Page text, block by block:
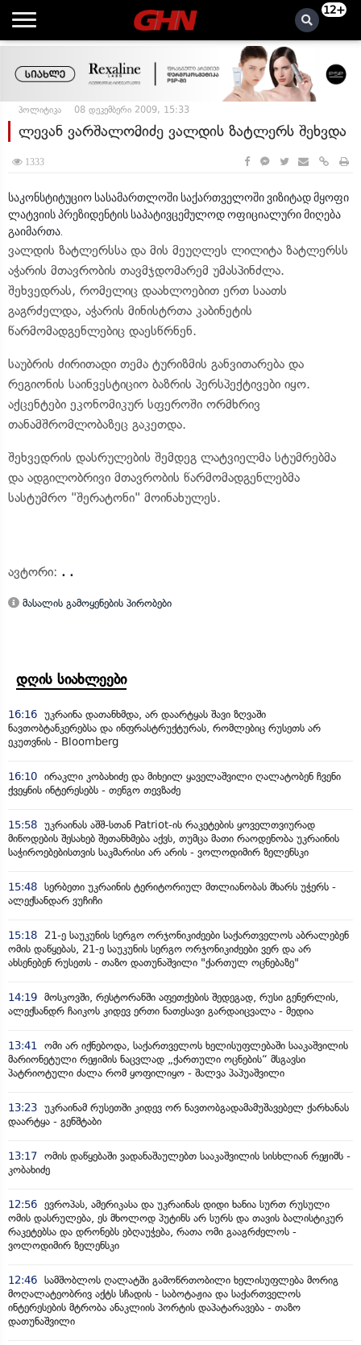
12+
პოლიტიკა 08 დეკემბერი 2009, 15:33
ლევან ვარშალომიძე ვალდის ზატლერს შეხვდა
1333
საკონსტიტუციო სასამართლოში საქართველოში ვიზიტად მყოფი
ლატვიის პრეზიდენტის საპატივცემულოდ ოფიციალური მიღება
გაიმართა.
ვალდის ზატლერსსა და მის მეუღლეს ლილიტა ზატლერსს
აჭარის მთავრობის თავმჯდომარემ უმასპინძლა.
შეხვედრას, რომელიც დაახლოებით ერთ საათს
გაგრძელდა, აჭარის მინისტრთა კაბინეტის
წარმომადგენლებიც დაესწრნენ.
საუბრის ძირითადი თემა ტურიზმის განვითარება და
რეგიონის საინვესტიციო ბაზრის პერსპექტივები იყო.
აქცენტები ეკონომიკურ სფეროში ორმხრივ
თანამშრომლობაზეც გაკეთდა.
შეხვედრის დასრულების შემდეგ ლატვიელმა სტუმრებმა
და ადგილობრივი მთავრობის წარმომადგენლებმა
სასტუმრო "შერატონი" მოინახულეს.
ავტორი: . .
მასალის გამოყენების პირობები
დღის სიახლეები
16:16 უკრაინა დათანხმდა, არ დაარტყას შავი ზღვაში
ნავთობტანკერებსა და ინფრასტრუქტურას, რომლებიც რუსეთს არ
ეკუთვნის - Bloomberg
16:10 ირაკლი კობახიძე და მიხეილ ყაველაშვილი ღალატობენ ჩვენი
ქვეყნის ინტერესებს - თენგო თევზაძე
15:58 უკრაინას აშშ-სთან Patriot-ის რაკეტების ყოველთვიურად
მიწოდების შესახებ შეთანხმება აქვს, თუმცა მათი რაოდენობა უკრაინის
საჭიროებებისთვის საკმარისი არ არის - ვოლოდიმირ ზელენსკი
15:48 სერბეთი უკრაინის ტერიტორიულ მთლიანობას მხარს უჭერს -
ალექსანდარ ვუჩიჩი
15:18
21-ე საუკუნის სერგო ორჯონიკიძეები საქართველოს აბრალებენ
ომის დაწყებას, 21-ე საუკუნის სერგო ორჯონიკიძეები ვერ და არ
ახსენებენ რუსეთს - თაზო დათუნაშვილი "ქართულ ოცნებაზე"
14:19 მოსკოვში, რესტორანში აფეთქების შედეგად, რუსი გენერლის,
ალექსანდრ ჩაიკოს კიდევ ერთი ნათესავი გარდაიცვალა - მედია
13:41 ომი არ იქნებოდა, საქართველოს ხელისუფლებაში სააკაშვილის
მარიონეტული რეჟიმის ნაცვლად „ქართული ოცნების“ მსგავსი
პატრიოტული ძალა რომ ყოფილიყო - შალვა პაპუაშვილი
13:23 უკრაინამ რუსეთში კიდევ ორ ნავთობგადამამუშავებელ ქარხანას
დაარტყა - გენშტაბი
13:17 ომის დაწყებაში ვადანაშაულებთ სააკაშვილის სისხლიან რეჟიმს -
კობახიძე
12:56 ევროპას, ამერიკასა და უკრაინას დიდი ხანია სურთ რუსული
ომის დასრულება, ეს მხოლოდ პუტინს არ სურს და თავის ბალისტიკურ
რაკეტებსა და დრონებს ებღაუჭება, რათა ომი გააგრძელოს -
ვოლოდიმირ ზელენსკი
12:46 სამშობლოს ღალატში გამოწრთობილი ხელისუფლება მორიგ
მოღალატეობრივ აქტს სჩადის - საბოტაჟია და საქართველოს
ინტერესების მტრობა ანაკლიის პორტის დაპატარავება - თაზო
დათუნაშვილი